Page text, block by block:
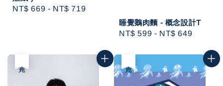
Regular
NT$ 669 - NT$ 719
睡覺鵝肉麵 - 概念設計T
Regular
NT$ 599 - NT$ 649